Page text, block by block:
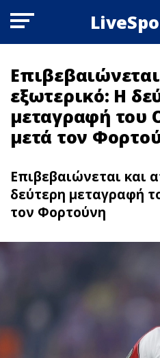
εξωτερικό: Η
μεταγραφή του
μετά τον
Επιβεβαιώνεται και
δεύτερη μεταγραφή
τον Φορτούνη